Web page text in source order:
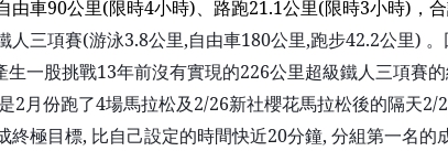
由車90公里(限時4小時)、路跑21.1公里(限時3小時) ，
人三項賽(游泳3.8公里,自由車180公里,跑步42.2公里)
生一股挑戰13年前沒有實現的226公里超級鐵人三項賽
2月份跑了4場馬拉松及2/26新社櫻花馬拉松後的隔天2/
終極目標, 比自己設定的時間快近20分鐘, 分組第一名的